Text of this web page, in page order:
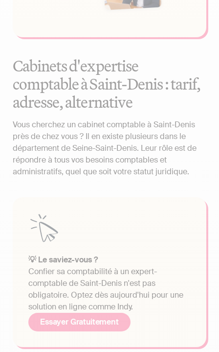
Cabinets d'expertise
comptable à Saint-Denis : tarif,
adresse, alternative
Vous cherchez un cabinet comptable à Saint-Denis
près de chez vous ? Il en existe plusieurs dans le
département de Seine-Saint-Denis. Leur rôle est de
répondre à tous vos besoins comptables et
administratifs, quel que soit votre statut juridique.
💡 Le saviez-vous ?
Confier sa comptabilité à un expert-
comptable de Saint-Denis n'est pas
obligatoire. Optez dès aujourd'hui pour une
solution en ligne comme Indy.
Essayer Gratuitement